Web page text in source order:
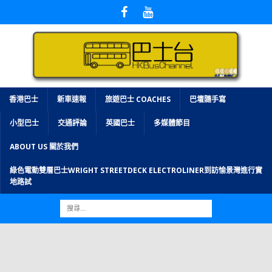
香港巴士 新車速報 旅遊巴士 COACHES 巴壇隨手寫
小型巴士 交通評論 英國巴士 多媒體節目
ABOUT US 關於我們
綠色電動雙層巴士WRIGHT STREETDECK ELECTROLINER到訪愉景灣進行實
地路試